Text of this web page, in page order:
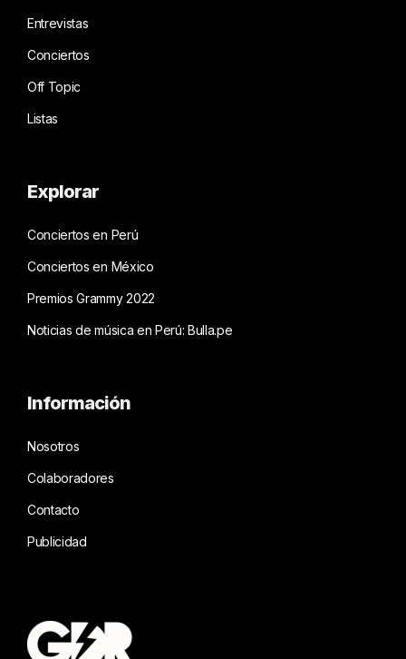
Entrevistas
Conciertos
Off Topic
Listas
Explorar
Conciertos en Perú
Conciertos en México
Premios Grammy 2022
Noticias de música en Perú: Bulla.pe
Información
Nosotros
Colaboradores
Contacto
Publicidad